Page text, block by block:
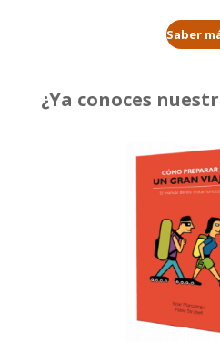
Saber
¿Ya conoces